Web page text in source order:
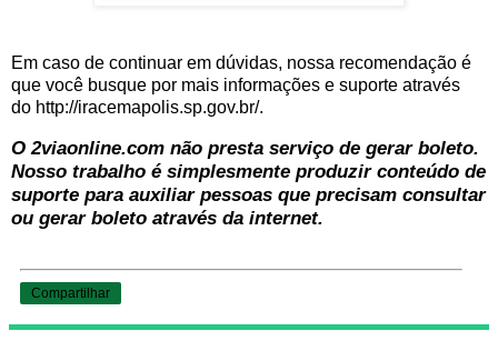
Em caso de continuar em dúvidas, nossa recomendação é
que você busque por mais informações e suporte através
do http://iracemapolis.sp.gov.br/.
O 2viaonline.com não presta serviço de gerar boleto.
Nosso trabalho é simplesmente produzir conteúdo de
suporte para auxiliar pessoas que precisam consultar
ou gerar boleto através da internet.
Compartilhar